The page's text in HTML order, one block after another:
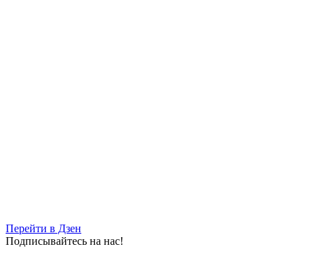
Перейти в Дзен
Подписывайтесь на нас!